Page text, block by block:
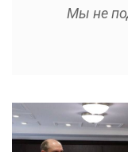
Мы не